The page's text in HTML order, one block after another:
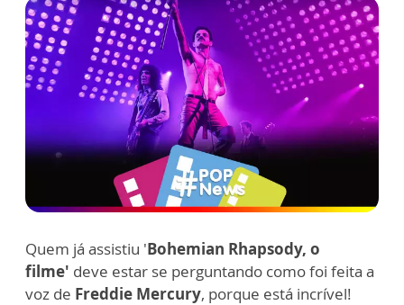
Quem já assistiu 'Bohemian Rhapsody, o
filme' deve estar se perguntando como foi feita a
voz de Freddie Mercury, porque está incrível!